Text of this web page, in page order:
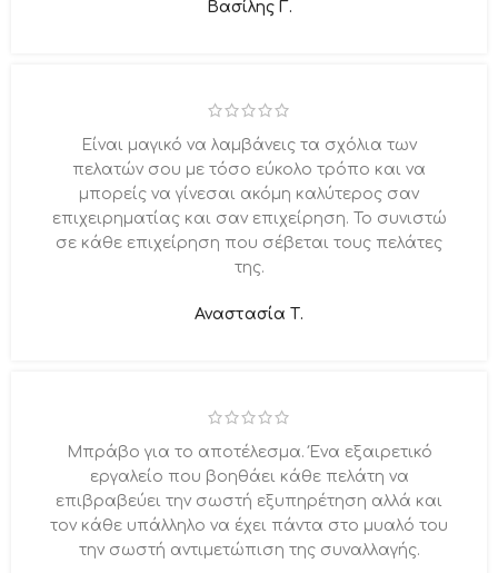
Βασίλης Γ.
Είναι μαγικό να λαμβάνεις τα σχόλια των
πελατών σου με τόσο εύκολο τρόπο και να
μπορείς να γίνεσαι ακόμη καλύτερος σαν
επιχειρηματίας και σαν επιχείρηση. Το συνιστώ
σε κάθε επιχείρηση που σέβεται τους πελάτες
της.
Αναστασία Τ.
Μπράβο για το αποτέλεσμα. Ένα εξαιρετικό
εργαλείο που βοηθάει κάθε πελάτη να
επιβραβεύει την σωστή εξυπηρέτηση αλλά και
τον κάθε υπάλληλο να έχει πάντα στο μυαλό του
την σωστή αντιμετώπιση της συναλλαγής.